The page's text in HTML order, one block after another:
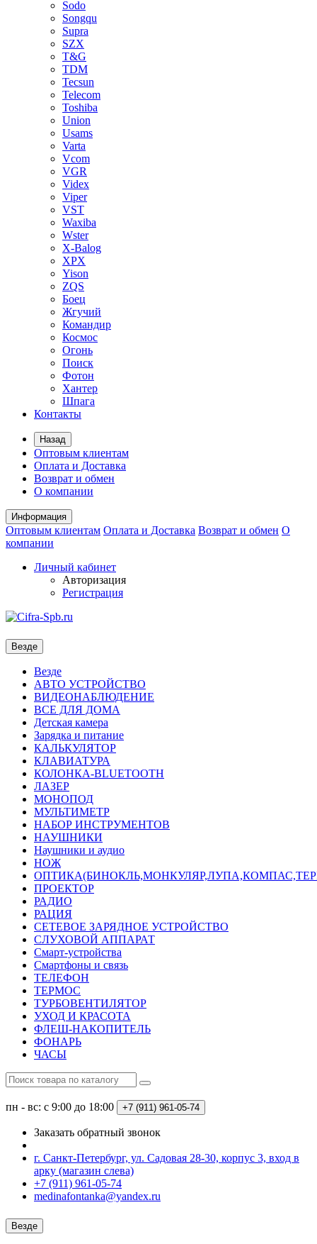
Sodo
Songqu
Supra
SZX
T&G
TDM
Tecsun
Telecom
Toshiba
Union
Usams
Varta
Vcom
VGR
Videx
Viper
VST
Waxiba
Wster
X-Balog
XPX
Yison
ZQS
Боец
Жгучий
Командир
Космос
Огонь
Поиск
Фотон
Хантер
Шпага
Контакты
Назад
Оптовым клиентам
Оплата и Доставка
Возврат и обмен
О компании
Информация
Оптовым клиентам Оплата и Доставка Возврат и обмен О
компании
Личный кабинет
Авторизация
Регистрация
Везде
Везде
АВТО УСТРОЙСТВО
ВИДЕОНАБЛЮДЕНИЕ
ВСЕ ДЛЯ ДОМА
Детская камера
Зарядка и питание
КАЛЬКУЛЯТОР
КЛАВИАТУРА
КОЛОНКА-BLUETOOTH
ЛАЗЕР
МОНОПОД
МУЛЬТИМЕТР
НАБОР ИНСТРУМЕНТОВ
НАУШНИКИ
Наушники и аудио
НОЖ
ПРОЕКТОР
РАДИО
РАЦИЯ
СЕТЕВОЕ ЗАРЯДНОЕ УСТРОЙСТВО
СЛУХОВОЙ АППАРАТ
Смарт-устройства
Смартфоны и связь
ТЕЛЕФОН
ТЕРМОС
ТУРБОВЕНТИЛЯТОР
УХОД И КРАСОТА
ФЛЕШ-НАКОПИТЕЛЬ
ФОНАРЬ
ЧАСЫ
пн - вс: с 9:00 до 18:00 +7 (911) 961-05-74
Заказать обратный звонок
г. Санкт-Петербург, ул. Садовая 28-30, корпус 3, вход в
арку (магазин слева)
+7 (911) 961-05-74
medinafontanka@yandex.ru
Везде